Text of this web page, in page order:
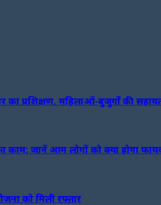
का प्रशिक्षण, महिलाओं-बुजुर्गों की
काम; जानें आम लोगों को क्या होगा
को मिली रफ्तार